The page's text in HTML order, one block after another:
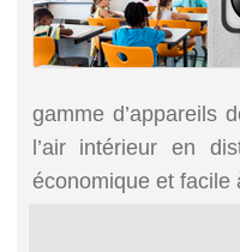
gamme d’appareils
l’air intérieur en
économique et facile